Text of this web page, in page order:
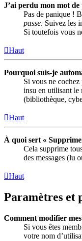
J’ai perdu mon mot de
Pas de panique !
passe. Suivez les
Si toutefois vous
Haut
Pourquoi suis-je
Si vous ne cochez
insu en utilisant le
(bibliothèque,
Haut
À quoi sert «
Cela supprime
des messages (lu
Haut
Paramètres et
Comment modifier
Si vous êtes
votre nom